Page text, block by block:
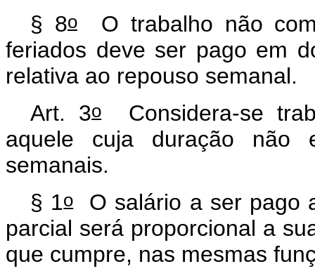
§ 8oO trabalho não
feriados deve ser pago em
relativa ao repouso semanal.
Art. 3oConsidera-se
aquele cuja duração não
semanais.
§ 1oO salário a ser pago
parcial será proporcional a
que cumpre, nas mesmas